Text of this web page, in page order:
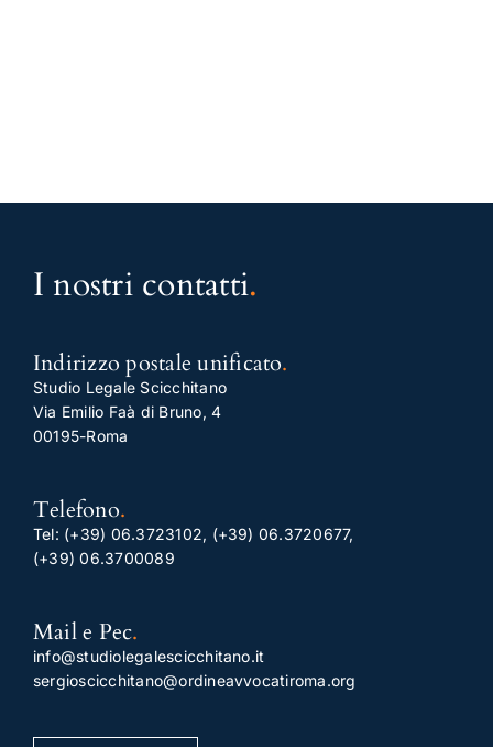
I nostri contatti.
Indirizzo postale unificato.
Studio Legale Scicchitano
Via Emilio Faà di Bruno, 4
00195-Roma
Telefono.
Tel: (+39) 06.3723102, (+39) 06.3720677,
(+39) 06.3700089
Mail e Pec.
info@studiolegalescicchitano.it
sergioscicchitano@ordineavvocatiroma.org